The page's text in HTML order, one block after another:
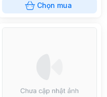
Chọn mua